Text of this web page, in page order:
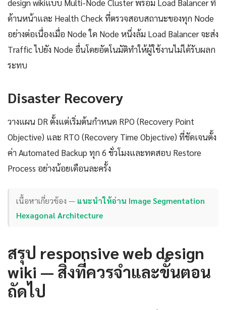
design wikiแบบ Multi-Node Cluster พร้อม Load Balancer ที่
ด้านหน้าและ Health Check ที่ตรวจสอบสถานะของทุก Node
อย่างต่อเนื่องเมื่อ Node ใด Node หนึ่งล้ม Load Balancer จะส่ง
Traffic ไปยัง Node อื่นโดยอัตโนมัติทำให้ผู้ใช้งานไม่ได้รับผลก
ระทบ
Disaster Recovery
วางแผน DR ตั้งแต่เริ่มต้นกำหนด RPO (Recovery Point
Objective) และ RTO (Recovery Time Objective) ที่ชัดเจนตั้ง
ค่า Automated Backup ทุก 6 ชั่วโมงและทดสอบ Restore
Process อย่างน้อยเดือนละครั้ง
เนื้อหาเกี่ยวข้อง — แนะนำให้อ่าน Image Segmentation
Hexagonal Architecture
สรุป responsive web design
wiki — สิ่งที่ควรจำและขั้นตอน
ถัดไป